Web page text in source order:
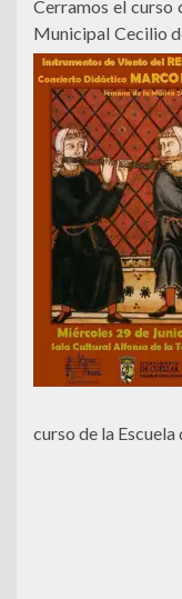
Cerramos el curso
Municipal Cecilio
curso de la Escuela